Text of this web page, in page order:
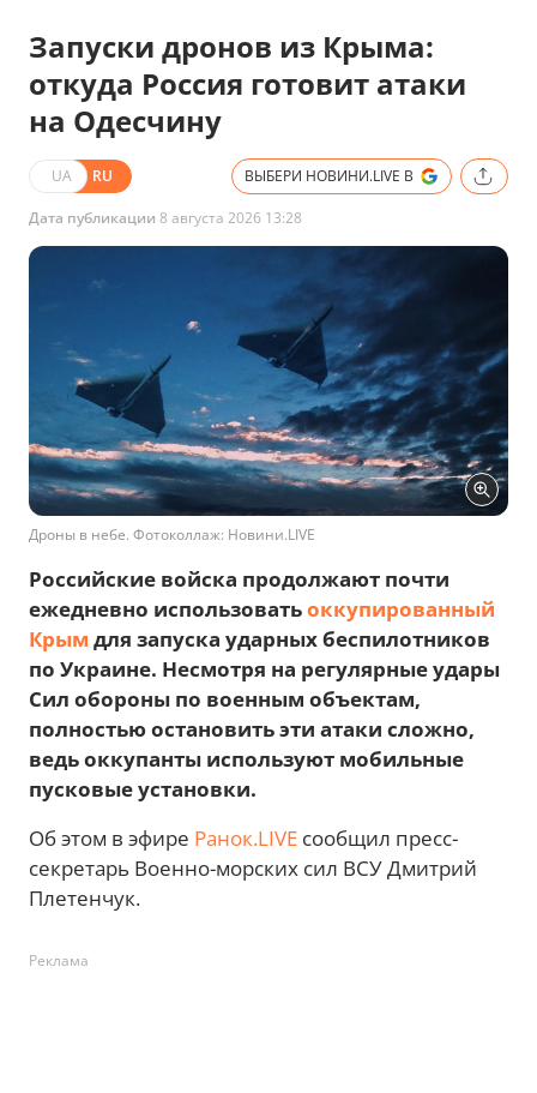
Запуски дронов из Крыма:
откуда Россия готовит атаки
на Одесчину
UA RU ВЫБЕРИ НОВИНИ.LIVE В
Дата публикации 8 августа 2026 13:28
Дроны в небе. Фотоколлаж: Новини.LIVE
Российские войска продолжают почти
ежедневно использоватьоккупированный
Крым для запуска ударных беспилотников
по Украине. Несмотря на регулярные удары
Сил обороны по военным объектам,
полностью остановить эти атаки сложно,
ведь оккупанты используют мобильные
пусковые установки.
Об этом в эфире Ранок.LIVE сообщил пресс-
секретарь Военно-морских сил ВСУ Дмитрий
Плетенчук.
Реклама